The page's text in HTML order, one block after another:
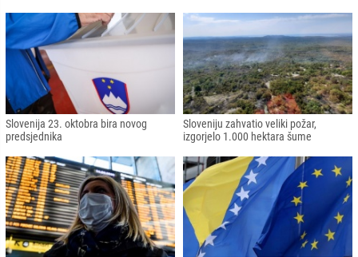
Slovenija 23. oktobra bira novog
predsjednika
Sloveniju zahvatio veliki požar,
izgorjelo 1.000 hektara šume